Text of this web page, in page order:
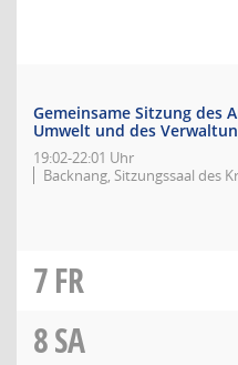
Gemeinsame Sitzung des
Umwelt und des
19:02-22:01 Uhr
Backnang, Sitzungssaal des
7FR
8SA